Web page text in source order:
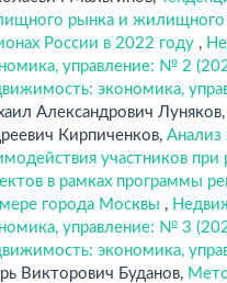
рынка и жилищного
России в 2022 году ,
управление: № 2
экономика,
Александрович
Кирпиченков, Анализ
участников при
в рамках программы
города Москвы ,
управление: № 3
экономика,
Викторович Буданов,